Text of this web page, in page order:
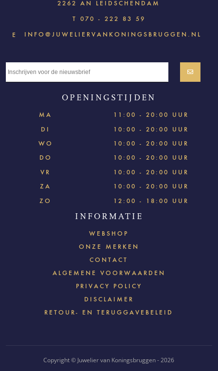
2262 AN LEIDSCHENDAM
T 070 - 222 83 59
E INFO@JUWELIERVANKONINGSBRUGGEN.NL
OPENINGSTIJDEN
MA
11:00 - 20:00 UUR
DI
10:00 - 20:00 UUR
WO
10:00 - 20:00 UUR
DO
10:00 - 20:00 UUR
VR
10:00 - 20:00 UUR
ZA
10:00 - 20:00 UUR
ZO
12:00 - 18:00 UUR
INFORMATIE
WEBSHOP
ONZE MERKEN
CONTACT
ALGEMENE VOORWAARDEN
PRIVACY POLICY
DISCLAIMER
RETOUR- EN TERUGGAVEBELEID
Copyright © Juwelier van Koningsbruggen - 2026